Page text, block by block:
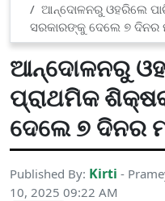
ଆନ୍ଦୋଳନରୁ ଓହରିଲେ
ସରକାରଙ୍କୁ ଦେଲେ ୭ ଦିନର
ଆନ୍ଦୋଳନରୁ
ପ୍ରାଥମିକ
ଦେଲେ ୭ ଦିନର
Published By: Kirti -
10, 2025 09:22 AM